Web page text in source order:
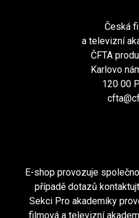
Česká
a televizní
ČFTA
Karlovo
120 00
E-shop provozuje
případě dotazů
Sekci Pro akademiky
filmová a televizní